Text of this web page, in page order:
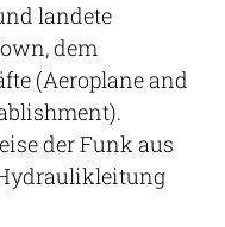
landete
dem
(Aeroplane and
der Funk aus